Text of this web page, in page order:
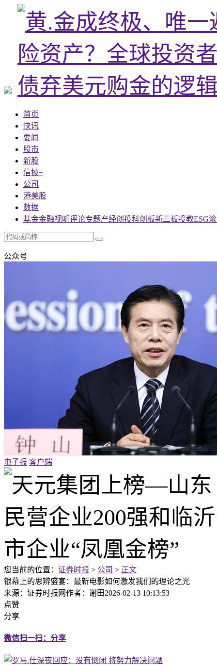
首页
快讯
要闻
股市
新股
信披+
公司
港美股
数据
基金金融视听评论专题产经创投科创板新三板投教ESG
公众号
电子报 客户端
您当前的位置： 证券时报 > 公司 > 正文
银幕上的思辨盛宴：最新电影如何激发我们的理论之光
来源：证券时报网作者：谢田2026-02-13 10:13:53
点赞
分享
微信扫一扫：分享